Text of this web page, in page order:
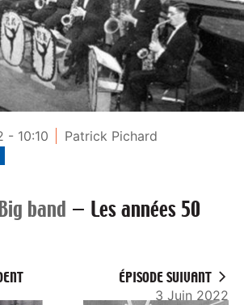
- 10:10 Patrick Pichard
band — Les années 50
ÉPISODE SUIVANT
3 Juin 2022